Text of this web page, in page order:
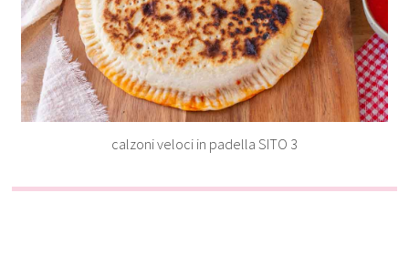
calzoni veloci in padella SITO 3